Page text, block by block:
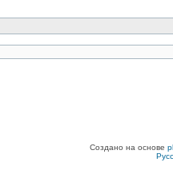
Создано на основе